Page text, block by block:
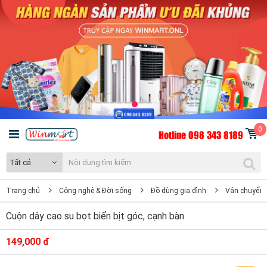
Hotline 098 343 8189 0
Tất cả
Trang chủ Công nghệ & Đời sống Đồ dùng gia đình Vận
Cuộn dây cao su bọt biển bịt góc, cạnh bàn
149,000 đ